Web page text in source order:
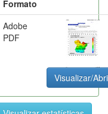
Formato
Adobe
PDF
Visualizar/